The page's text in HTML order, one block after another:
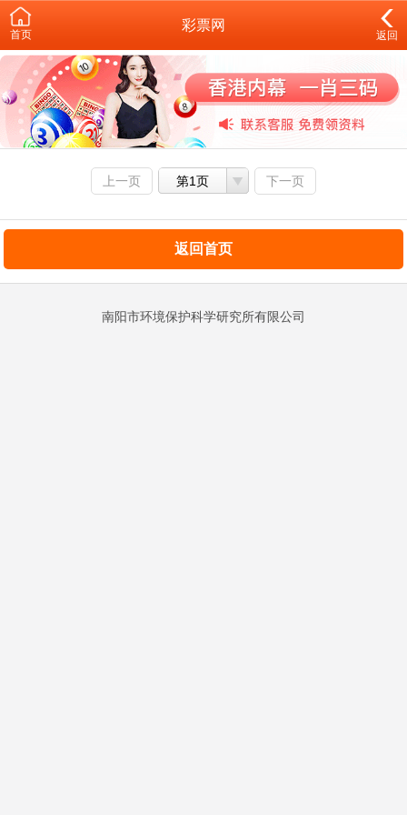
首页
彩票网
返回
上一页 第1页 下一页
返回首页
南阳市环境保护科学研究所有限公司